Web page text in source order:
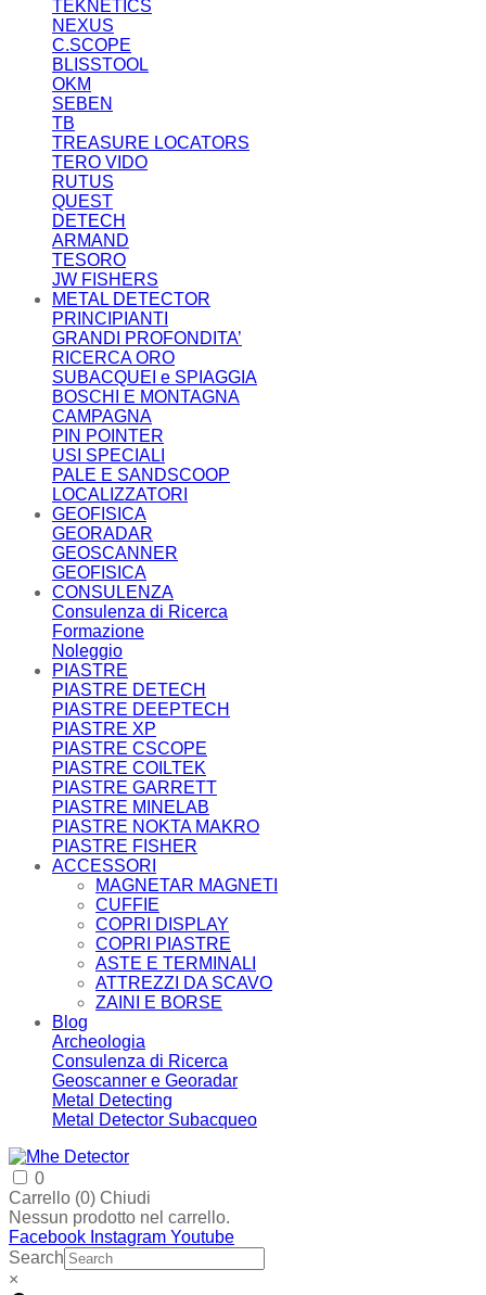
TEKNETICS
NEXUS
C.SCOPE
BLISSTOOL
OKM
SEBEN
TB
TREASURE LOCATORS
TERO VIDO
RUTUS
QUEST
DETECH
ARMAND
TESORO
JW FISHERS
METAL DETECTOR
PRINCIPIANTI
GRANDI PROFONDITA’
RICERCA ORO
SUBACQUEI e SPIAGGIA
BOSCHI E MONTAGNA
CAMPAGNA
PIN POINTER
USI SPECIALI
PALE E SANDSCOOP
LOCALIZZATORI
GEOFISICA
GEORADAR
GEOSCANNER
GEOFISICA
CONSULENZA
Consulenza di Ricerca
Formazione
Noleggio
PIASTRE
PIASTRE DETECH
PIASTRE DEEPTECH
PIASTRE XP
PIASTRE CSCOPE
PIASTRE COILTEK
PIASTRE GARRETT
PIASTRE MINELAB
PIASTRE NOKTA MAKRO
PIASTRE FISHER
ACCESSORI
MAGNETAR MAGNETI
CUFFIE
COPRI DISPLAY
COPRI PIASTRE
ASTE E TERMINALI
ATTREZZI DA SCAVO
ZAINI E BORSE
Blog
Archeologia
Consulenza di Ricerca
Geoscanner e Georadar
Metal Detecting
Metal Detector Subacqueo
0
Carrello (0) Chiudi
Nessun prodotto nel carrello.
Facebook Instagram Youtube
Search
×